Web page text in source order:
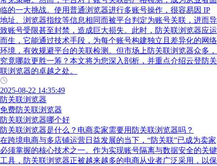
临的一大挑战。使用普通浏览器进行多账号操作，很容易因 IP
地址、浏览器指纹等信息相同而被平台判定为账号关联，进而导
致账号受限甚至封禁，造成巨大损失。此时，防关联浏览器应运
而生，它能通过技术手段，为每个账号构建独立且差异化的网络
环境，有效规避平台的关联检测。但市场上防关联浏览器众多，
究竟哪款更胜一筹？本文将为您深入剖析，并重点介绍云登防关
联浏览器的卓越之处。
2025-08-22 14:35:49
防关联浏览器
免费防关联浏览器
防关联浏览器哪个好
防关联浏览器是什么？电商卖家需要用防关联浏览器吗？
在跨境电商与多店铺运营日益发展的当下，“防关联”已成为卖家
必须掌握的核心技术之一。作为实现账号隔离与数据安全的关键
工具，防关联浏览器正被越来越多的电商从业者广泛采用，以保